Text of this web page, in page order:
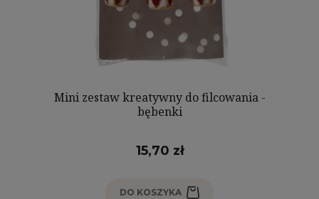
Mini zestaw kreatywny do filcowania -
bębenki
15,70 zł
DO KOSZYKA